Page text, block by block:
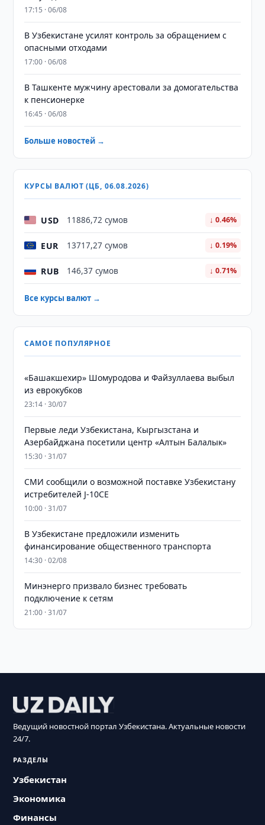
17:15 · 06/08
В Узбекистане усилят контроль за обращением с
опасными отходами
17:00 · 06/08
В Ташкенте мужчину арестовали за домогательства
к пенсионерке
16:45 · 06/08
Больше новостей →
КУРСЫ ВАЛЮТ (ЦБ, 06.08.2026)
USD 11886,72 сумов ↓ 0.46%
EUR 13717,27 сумов ↓ 0.19%
RUB 146,37 сумов ↓ 0.71%
Все курсы валют →
САМОЕ ПОПУЛЯРНОЕ
«Башакшехир» Шомуродова и Файзуллаева выбыл
из еврокубков
23:14 · 30/07
Первые леди Узбекистана, Кыргызстана и
Азербайджана посетили центр «Алтын Балалык»
15:30 · 31/07
СМИ сообщили о возможной поставке Узбекистану
истребителей J-10CE
10:00 · 31/07
В Узбекистане предложили изменить
финансирование общественного транспорта
14:30 · 02/08
Минэнерго призвало бизнес требовать
подключение к сетям
21:00 · 31/07
Ведущий новостной портал Узбекистана. Актуальные новости
24/7.
РАЗДЕЛЫ
Узбекистан
Экономика
Финансы